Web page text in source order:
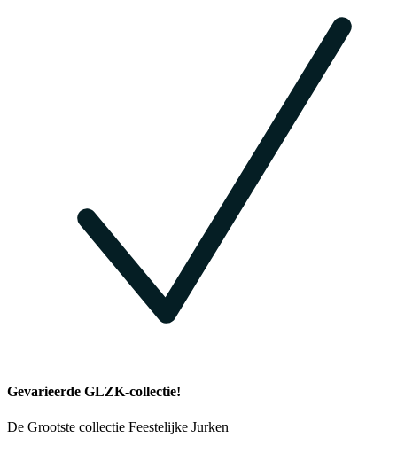
Gevarieerde GLZK-collectie!
De Grootste collectie Feestelijke Jurken